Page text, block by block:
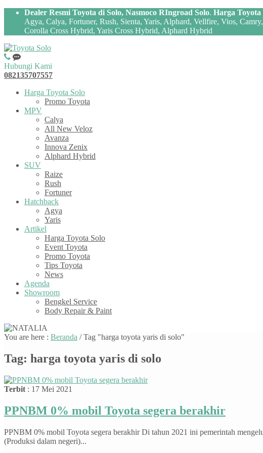
Dealer Resmi Toyota di Solo, Nasmoco RIngroad Solo. Harga Toyota
Agya, Calya, Fortuner, Rush, Sienta, Yaris, Alphard, Vellfire, Vios,
Corolla Cross Hybrid, Yaris Cross Hybrid, Alphard Hybrid
Hubungi Kami
082135707557
Harga Toyota Solo
Promo Toyota
MPV
Calya
All New Veloz
Avanza
Innova Zenix
Alphard Hybrid
SUV
Raize
Rush
Fortuner
Hatchback
Agya
Yaris
Artikel
Harga Toyota Solo
Event Toyota
Promo Toyota
Tips Toyota
News
Agenda
Showroom
Bengkel Service
Body Repair & Paint
You are here : Beranda /Tag "harga toyota yaris di solo"
Tag: harga toyota yaris di solo
Terbit : 17 Mei 2021
PPNBM 0% mobil Toyota segera berakhir
PPNBM 0% mobil Toyota segera berakhir Di tahun 2021 ini pemerintah
(Produksi dalam negeri)...